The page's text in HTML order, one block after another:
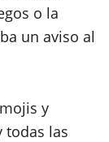
o la
un aviso al
y
todas las